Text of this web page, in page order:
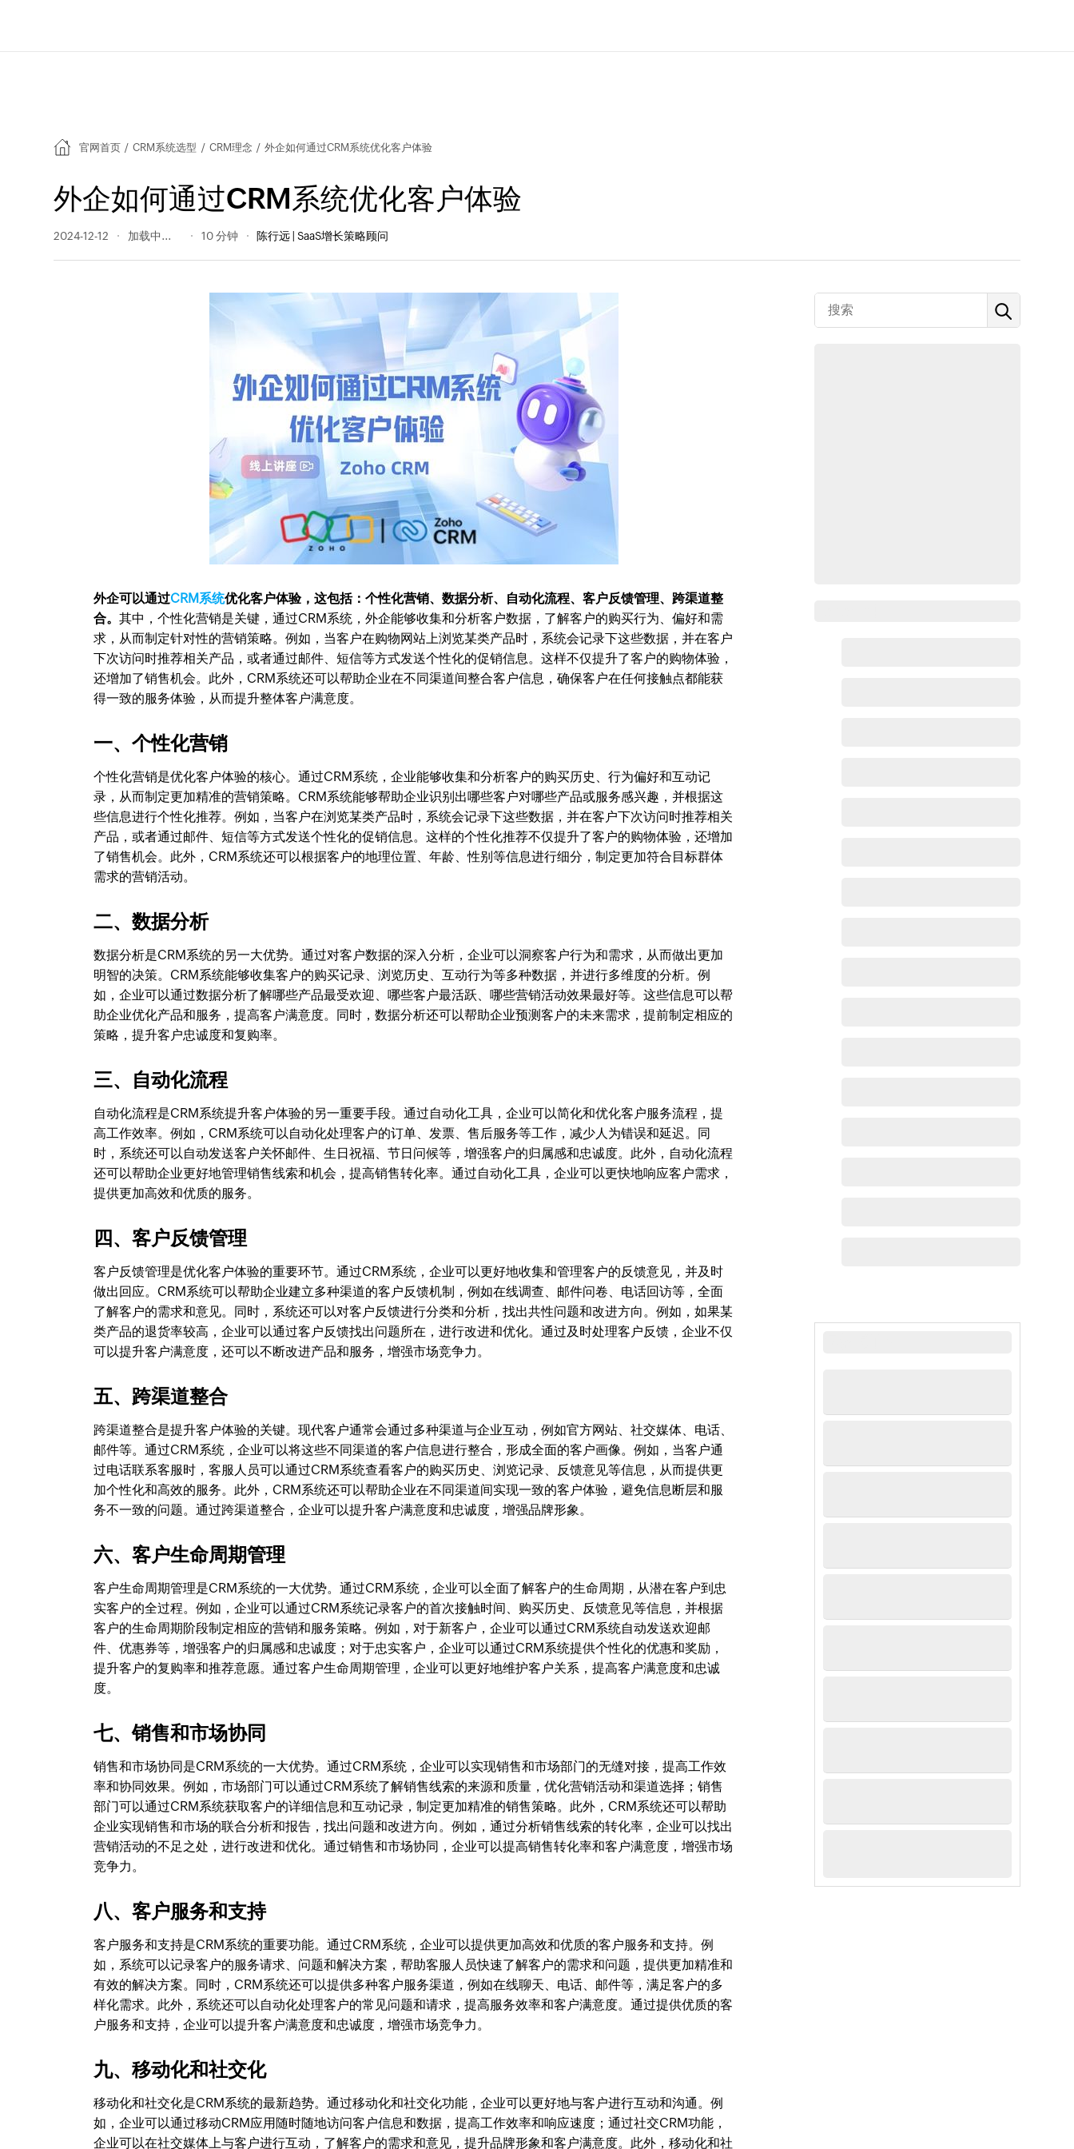
官网首页 / CRM系统选型 / CRM理念 / 外企如何通过CRM系统优化客户体验
外企如何通过CRM系统优化客户体验
2024-12-12 219 阅读量 10 分钟 陈行远 | SaaS增长策略顾问
外企可以通过CRM系统优化客户体验，这包括：个性化营销、数据分析、自动化流程、客户反馈管理、跨渠道整
合。其中，个性化营销是关键，通过CRM系统，外企能够收集和分析客户数据，了解客户的购买行为、偏好和需
求，从而制定针对性的营销策略。例如，当客户在购物网站上浏览某类产品时，系统会记录下这些数据，并在客户
下次访问时推荐相关产品，或者通过邮件、短信等方式发送个性化的促销信息。这样不仅提升了客户的购物体验，
还增加了销售机会。此外，CRM系统还可以帮助企业在不同渠道间整合客户信息，确保客户在任何接触点都能获
得一致的服务体验，从而提升整体客户满意度。
一、个性化营销
个性化营销是优化客户体验的核心。通过CRM系统，企业能够收集和分析客户的购买历史、行为偏好和互动记
录，从而制定更加精准的营销策略。CRM系统能够帮助企业识别出哪些客户对哪些产品或服务感兴趣，并根据这
些信息进行个性化推荐。例如，当客户在浏览某类产品时，系统会记录下这些数据，并在客户下次访问时推荐相关
产品，或者通过邮件、短信等方式发送个性化的促销信息。这样的个性化推荐不仅提升了客户的购物体验，还增加
了销售机会。此外，CRM系统还可以根据客户的地理位置、年龄、性别等信息进行细分，制定更加符合目标群体
需求的营销活动。
二、数据分析
数据分析是CRM系统的另一大优势。通过对客户数据的深入分析，企业可以洞察客户行为和需求，从而做出更加
明智的决策。CRM系统能够收集客户的购买记录、浏览历史、互动行为等多种数据，并进行多维度的分析。例
如，企业可以通过数据分析了解哪些产品最受欢迎、哪些客户最活跃、哪些营销活动效果最好等。这些信息可以帮
助企业优化产品和服务，提高客户满意度。同时，数据分析还可以帮助企业预测客户的未来需求，提前制定相应的
策略，提升客户忠诚度和复购率。
三、自动化流程
自动化流程是CRM系统提升客户体验的另一重要手段。通过自动化工具，企业可以简化和优化客户服务流程，提
高工作效率。例如，CRM系统可以自动化处理客户的订单、发票、售后服务等工作，减少人为错误和延迟。同
时，系统还可以自动发送客户关怀邮件、生日祝福、节日问候等，增强客户的归属感和忠诚度。此外，自动化流程
还可以帮助企业更好地管理销售线索和机会，提高销售转化率。通过自动化工具，企业可以更快地响应客户需求，
提供更加高效和优质的服务。
四、客户反馈管理
客户反馈管理是优化客户体验的重要环节。通过CRM系统，企业可以更好地收集和管理客户的反馈意见，并及时
做出回应。CRM系统可以帮助企业建立多种渠道的客户反馈机制，例如在线调查、邮件问卷、电话回访等，全面
了解客户的需求和意见。同时，系统还可以对客户反馈进行分类和分析，找出共性问题和改进方向。例如，如果某
类产品的退货率较高，企业可以通过客户反馈找出问题所在，进行改进和优化。通过及时处理客户反馈，企业不仅
可以提升客户满意度，还可以不断改进产品和服务，增强市场竞争力。
五、跨渠道整合
跨渠道整合是提升客户体验的关键。现代客户通常会通过多种渠道与企业互动，例如官方网站、社交媒体、电话、
邮件等。通过CRM系统，企业可以将这些不同渠道的客户信息进行整合，形成全面的客户画像。例如，当客户通
过电话联系客服时，客服人员可以通过CRM系统查看客户的购买历史、浏览记录、反馈意见等信息，从而提供更
加个性化和高效的服务。此外，CRM系统还可以帮助企业在不同渠道间实现一致的客户体验，避免信息断层和服
务不一致的问题。通过跨渠道整合，企业可以提升客户满意度和忠诚度，增强品牌形象。
六、客户生命周期管理
客户生命周期管理是CRM系统的一大优势。通过CRM系统，企业可以全面了解客户的生命周期，从潜在客户到忠
实客户的全过程。例如，企业可以通过CRM系统记录客户的首次接触时间、购买历史、反馈意见等信息，并根据
客户的生命周期阶段制定相应的营销和服务策略。例如，对于新客户，企业可以通过CRM系统自动发送欢迎邮
件、优惠券等，增强客户的归属感和忠诚度；对于忠实客户，企业可以通过CRM系统提供个性化的优惠和奖励，
提升客户的复购率和推荐意愿。通过客户生命周期管理，企业可以更好地维护客户关系，提高客户满意度和忠诚
度。
七、销售和市场协同
销售和市场协同是CRM系统的一大优势。通过CRM系统，企业可以实现销售和市场部门的无缝对接，提高工作效
率和协同效果。例如，市场部门可以通过CRM系统了解销售线索的来源和质量，优化营销活动和渠道选择；销售
部门可以通过CRM系统获取客户的详细信息和互动记录，制定更加精准的销售策略。此外，CRM系统还可以帮助
企业实现销售和市场的联合分析和报告，找出问题和改进方向。例如，通过分析销售线索的转化率，企业可以找出
营销活动的不足之处，进行改进和优化。通过销售和市场协同，企业可以提高销售转化率和客户满意度，增强市场
竞争力。
八、客户服务和支持
客户服务和支持是CRM系统的重要功能。通过CRM系统，企业可以提供更加高效和优质的客户服务和支持。例
如，系统可以记录客户的服务请求、问题和解决方案，帮助客服人员快速了解客户的需求和问题，提供更加精准和
有效的解决方案。同时，CRM系统还可以提供多种客户服务渠道，例如在线聊天、电话、邮件等，满足客户的多
样化需求。此外，系统还可以自动化处理客户的常见问题和请求，提高服务效率和客户满意度。通过提供优质的客
户服务和支持，企业可以提升客户满意度和忠诚度，增强市场竞争力。
九、移动化和社交化
移动化和社交化是CRM系统的最新趋势。通过移动化和社交化功能，企业可以更好地与客户进行互动和沟通。例
如，企业可以通过移动CRM应用随时随地访问客户信息和数据，提高工作效率和响应速度；通过社交CRM功能，
企业可以在社交媒体上与客户进行互动，了解客户的需求和意见，提升品牌形象和客户满意度。此外，移动化和社